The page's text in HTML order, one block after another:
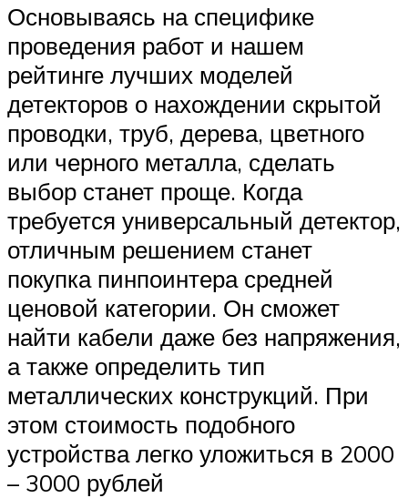
Основываясь на специфике
проведения работ и нашем
рейтинге лучших моделей
детекторов о нахождении скрытой
проводки, труб, дерева, цветного
или черного металла, сделать
выбор станет проще. Когда
требуется универсальный детектор,
отличным решением станет
покупка пинпоинтера средней
ценовой категории. Он сможет
найти кабели даже без напряжения,
а также определить тип
металлических конструкций. При
этом стоимость подобного
устройства легко уложиться в 2000
– 3000 рублей